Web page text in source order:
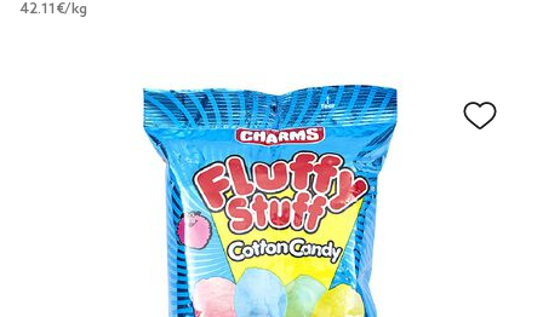
42.11€/kg